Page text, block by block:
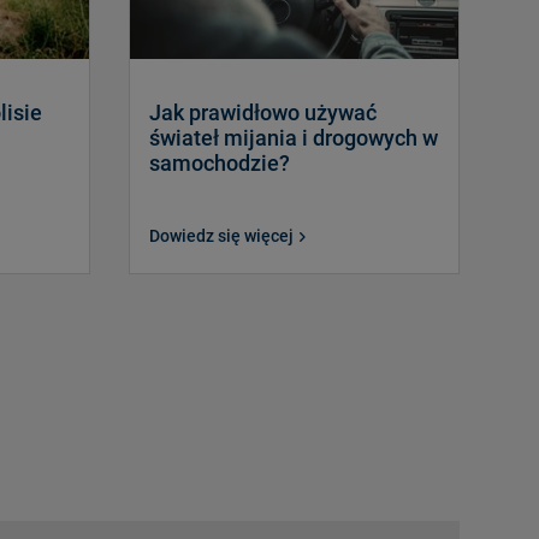
Jak prawidłowo używać
świateł mijania i drogowych w
samochodzie?
Dowiedz się więcej